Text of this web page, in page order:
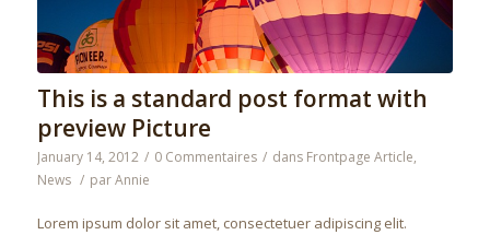
This is a standard post format with
preview Picture
January 14, 2012 / 0 Commentaires / dans Frontpage Article,
News / parAnnie
Lorem ipsum dolor sit amet, consectetuer adipiscing elit.